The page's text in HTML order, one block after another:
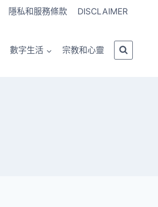
隱私和服務條款 DISCLAIMER
數字生活 宗教和心靈